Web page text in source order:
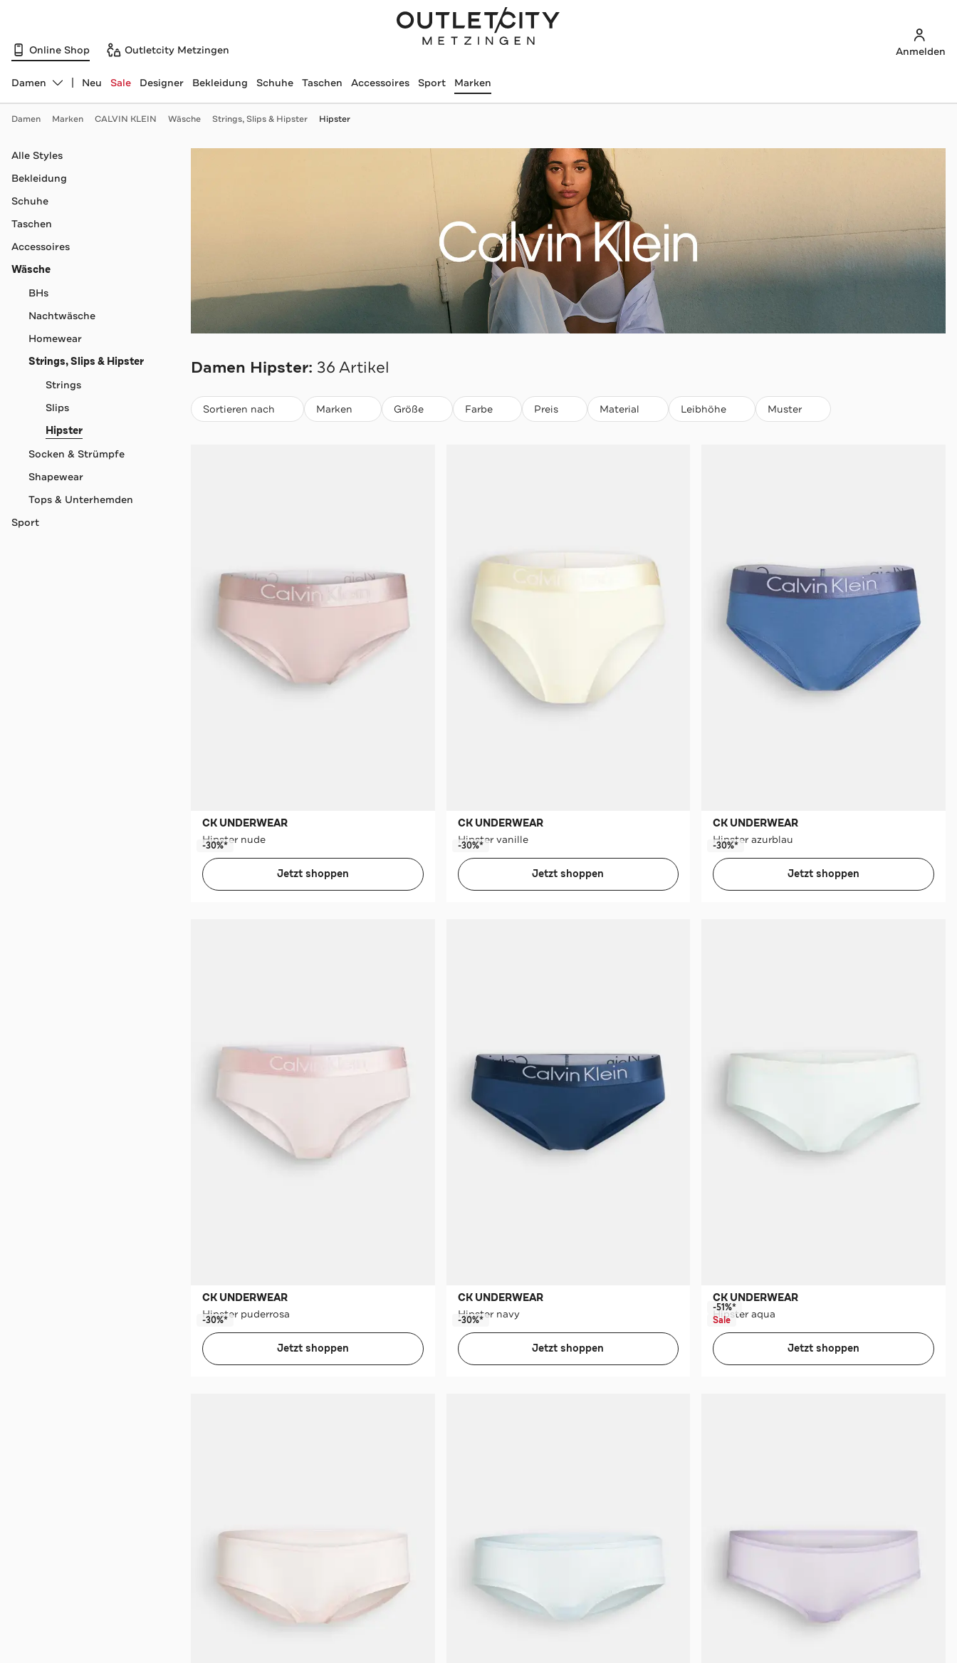
Online Shop Outletcity Metzingen Anmelden
Abteilung ändern, ausgewählt:
Damen Neu Sale Designer Bekleidung Schuhe Taschen Accessoires Sport Marken
Damen Marken CALVIN KLEIN Wäsche Strings, Slips & Hipster Hipster
Damen Hipster: 36 Artikel
Navigation überspringen
Alle Styles
Bekleidung
Schuhe
Taschen
Accessoires
Wäsche
BHs
Nachtwäsche
Homewear
Strings, Slips & Hipster
Strings
Slips
Hipster
Socken & Strümpfe
Shapewear
Tops & Unterhemden
Sport
Sortieren nach
Beliebteste Marken Größe Farbe Preis Material Leibhöhe Muster
CK UNDERWEAR
Hipster nude
-30%*
Jetzt shoppen
CK UNDERWEAR
Hipster vanille
-30%*
Jetzt shoppen
CK UNDERWEAR
Hipster azurblau
-30%*
Jetzt shoppen
CK UNDERWEAR
Hipster puderrosa
-30%*
Jetzt shoppen
CK UNDERWEAR
Hipster navy
-30%*
Jetzt shoppen
CK UNDERWEAR
Hipster aqua
-51%*
Sale
Jetzt shoppen